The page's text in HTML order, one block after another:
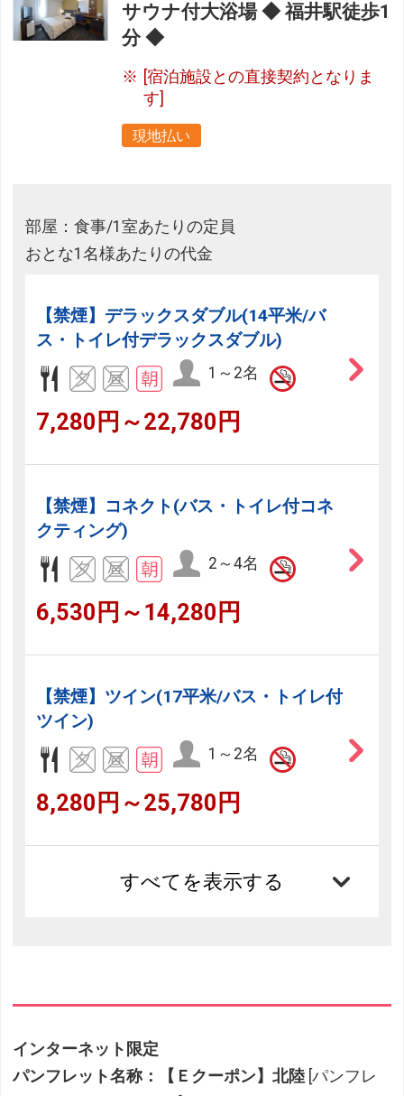
サウナ付大浴場 ◆ 福井駅徒歩1
分 ◆
[宿泊施設との直接契約となりま
す]
現地払い
部屋：食事/1室あたりの定員
おとな1名様あたりの代金
【禁煙】デラックスダブル(14平米/バ
ス・トイレ付デラックスダブル)
1～2名
7,280円～22,780円
【禁煙】コネクト(バス・トイレ付コネ
クティング)
2～4名
6,530円～14,280円
【禁煙】ツイン(17平米/バス・トイレ付
ツイン)
1～2名
8,280円～25,780円
すべてを表示する
インターネット限定
パンフレット名称：【Ｅクーポン】北陸 [パンフレ